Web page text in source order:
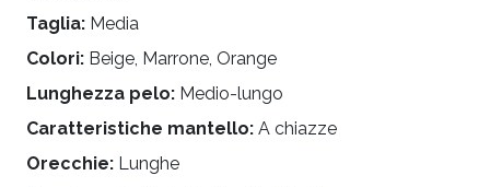
Taglia: Media
Colori: Beige, Marrone, Orange
Lunghezza pelo: Medio-lungo
Caratteristiche mantello: A chiazze
Orecchie: Lunghe